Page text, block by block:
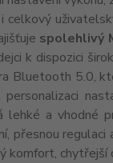
spolehlivý
k dispozici
Bluetooth 5.0,
a vhodné
přesnou